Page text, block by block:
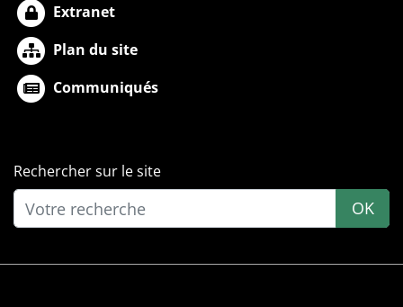
Extranet
Plan du site
Communiqués
Rechercher sur le site
OK